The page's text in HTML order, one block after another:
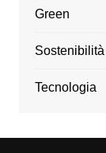
Green
Sostenibilità
Tecnologia